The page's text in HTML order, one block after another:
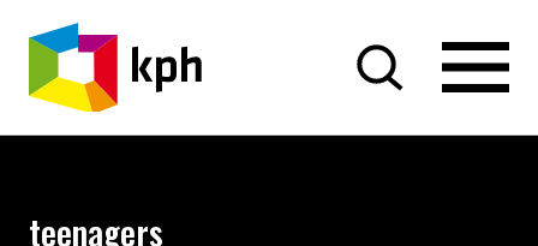
PRZEJDŹ DO TREŚCI
teenagers